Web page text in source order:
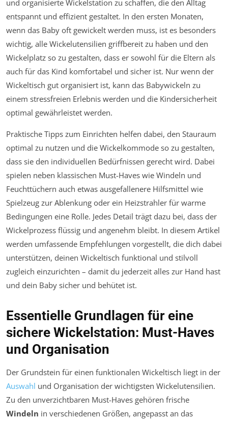
und organisierte Wickelstation zu schaffen, die den Alltag
entspannt und effizient gestaltet. In den ersten Monaten,
wenn das Baby oft gewickelt werden muss, ist es besonders
wichtig, alle Wickelutensilien griffbereit zu haben und den
Wickelplatz so zu gestalten, dass er sowohl für die Eltern als
auch für das Kind komfortabel und sicher ist. Nur wenn der
Wickeltisch gut organisiert ist, kann das Babywickeln zu
einem stressfreien Erlebnis werden und die Kindersicherheit
optimal gewährleistet werden.
Praktische Tipps zum Einrichten helfen dabei, den Stauraum
optimal zu nutzen und die Wickelkommode so zu gestalten,
dass sie den individuellen Bedürfnissen gerecht wird. Dabei
spielen neben klassischen Must-Haves wie Windeln und
Feuchttüchern auch etwas ausgefallenere Hilfsmittel wie
Spielzeug zur Ablenkung oder ein Heizstrahler für warme
Bedingungen eine Rolle. Jedes Detail trägt dazu bei, dass der
Wickelprozess flüssig und angenehm bleibt. In diesem Artikel
werden umfassende Empfehlungen vorgestellt, die dich dabei
unterstützen, deinen Wickeltisch funktional und stilvoll
zugleich einzurichten – damit du jederzeit alles zur Hand hast
und dein Baby sicher und behütet ist.
Essentielle Grundlagen für eine
sichere Wickelstation: Must-Haves
und Organisation
Der Grundstein für einen funktionalen Wickeltisch liegt in der
Auswahl und Organisation der wichtigsten Wickelutensilien.
Zu den unverzichtbaren Must-Haves gehören frische
Windeln in verschiedenen Größen, angepasst an das